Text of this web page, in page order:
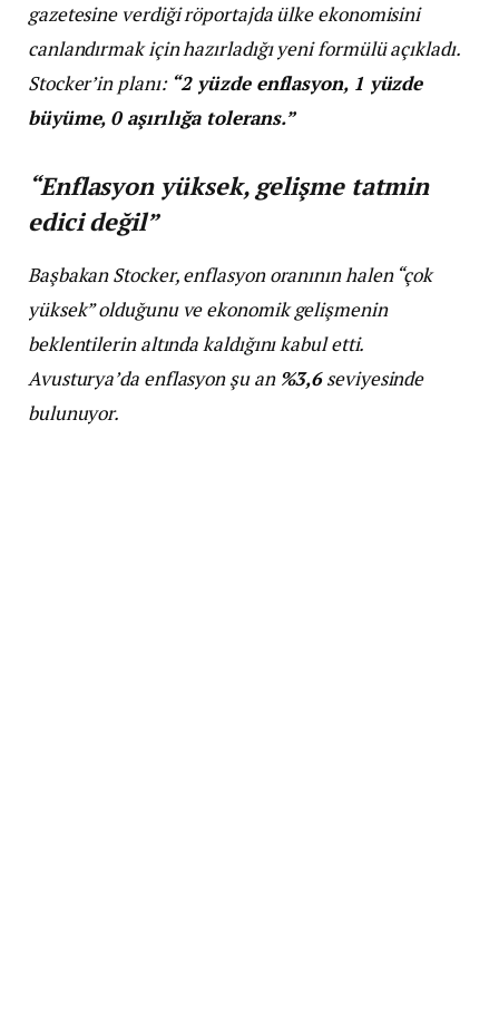
gazetesine verdiği röportajda ülke ekonomisini
canlandırmak için hazırladığı yeni formülü açıkladı.
Stocker’in planı: “2 yüzde enflasyon, 1 yüzde
büyüme, 0 aşırılığa tolerans.”
“Enflasyon yüksek, gelişme tatmin
edici değil”
Başbakan Stocker, enflasyon oranının halen “çok
yüksek” olduğunu ve ekonomik gelişmenin
beklentilerin altında kaldığını kabul etti.
Avusturya’da enflasyon şu an %3,6seviyesinde
bulunuyor.